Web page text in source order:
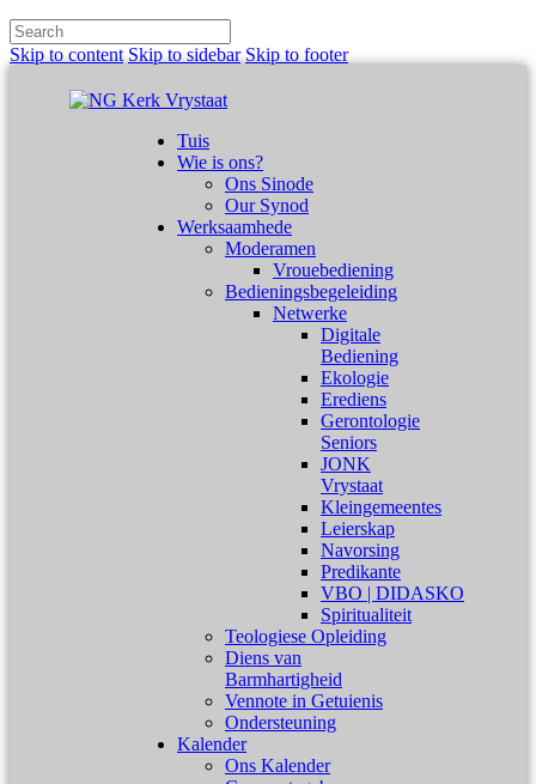
Skip to content Skip to sidebar Skip to footer
Tuis
Wie is ons?
Ons Sinode
Our Synod
Werksaamhede
Moderamen
Vrouebediening
Bedieningsbegeleiding
Netwerke
Digitale
Bediening
Ekologie
Erediens
Gerontologie
Seniors
JONK
Vrystaat
Kleingemeentes
Leierskap
Navorsing
Predikante
VBO | DIDASKO
Spiritualiteit
Teologiese Opleiding
Diens van
Barmhartigheid
Vennote in Getuienis
Ondersteuning
Kalender
Ons Kalender